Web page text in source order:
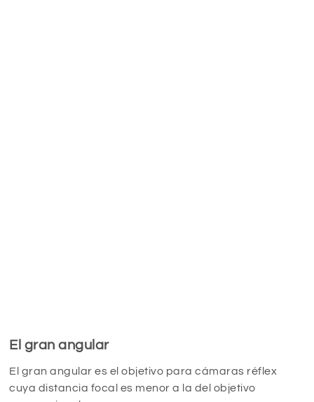
El gran angular
El gran angular es el objetivo para cámaras réflex
cuya distancia focal es menor a la del objetivo